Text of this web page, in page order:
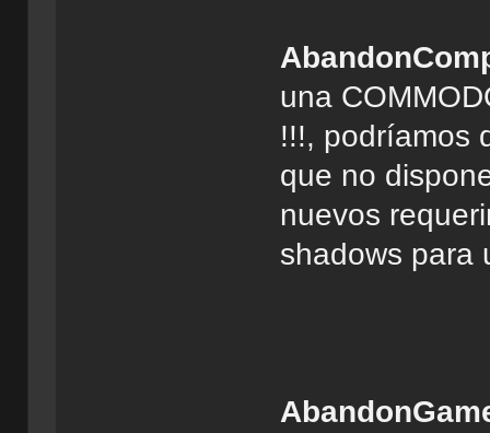
una
!!!, podríamos
que no
nuevos
shadows para